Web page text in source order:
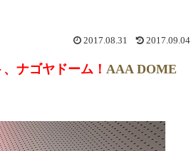
2017.08.31 2017.09.04
ナゴヤドーム！ AAA DOME